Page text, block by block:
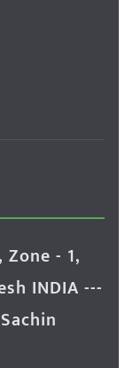
- 1,
INDIA ---